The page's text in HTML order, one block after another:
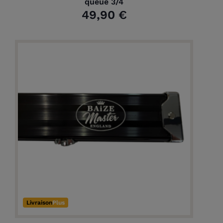
49,90 €
LivraisonPlus